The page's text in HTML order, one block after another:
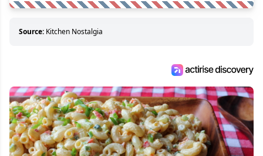
Source: Kitchen Nostalgia